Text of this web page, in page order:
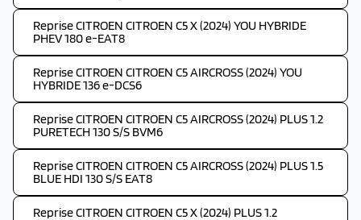
Reprise CITROEN CITROEN C5 X (2024) YOU HYBRIDE
PHEV 180 e-EAT8
Reprise CITROEN CITROEN C5 AIRCROSS (2024) YOU
HYBRIDE 136 e-DCS6
Reprise CITROEN CITROEN C5 AIRCROSS (2024) PLUS 1.2
PURETECH 130 S/S BVM6
Reprise CITROEN CITROEN C5 AIRCROSS (2024) PLUS 1.5
BLUE HDI 130 S/S EAT8
Reprise CITROEN CITROEN C5 X (2024) PLUS 1.2